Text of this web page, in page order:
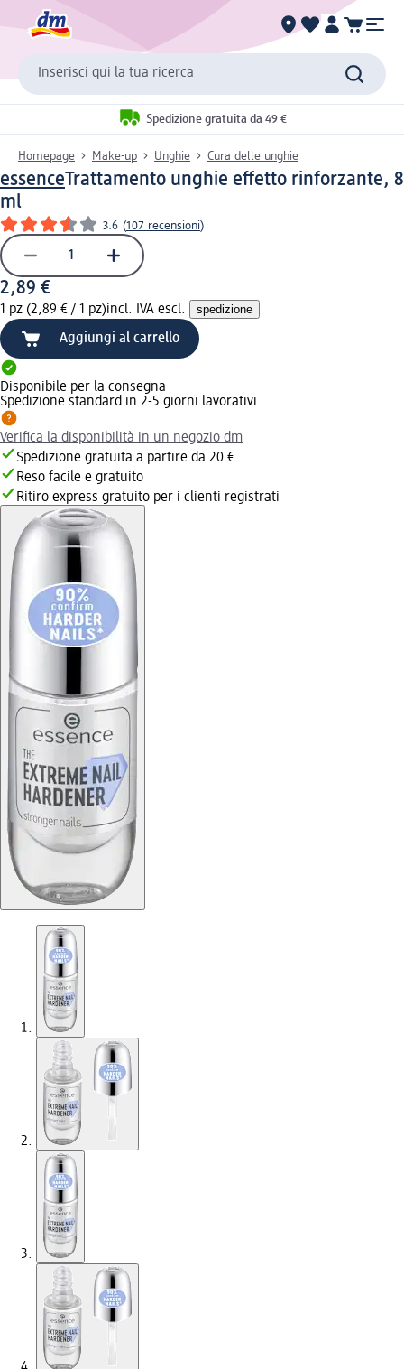
Inserisci qui la tua ricerca
Spedizione gratuita da 49 €
Homepage Make-up Unghie Cura delle unghie
essenceTrattamento unghie effetto rinforzante, 8
ml
3.6 (107 recensioni)
2,89 €
1 pz (2,89 € / 1 pz)incl. IVA escl. spedizione
Aggiungi al carrello
Disponibile per la consegna
Spedizione standard in 2-5 giorni lavorativi
Verifica la disponibilità in un negozio dm
Spedizione gratuita a partire da 20 €
Reso facile e gratuito
Ritiro express gratuito per i clienti registrati